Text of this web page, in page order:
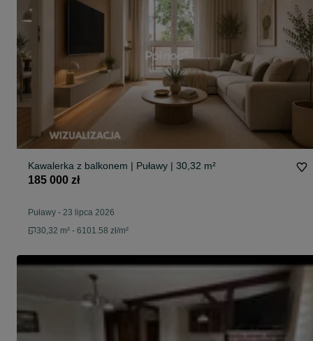
Kawalerka z balkonem | Puławy | 30,32 m²
185 000 zł
Puławy - 23 lipca 2026
30,32 m² - 6101.58 zł/m²